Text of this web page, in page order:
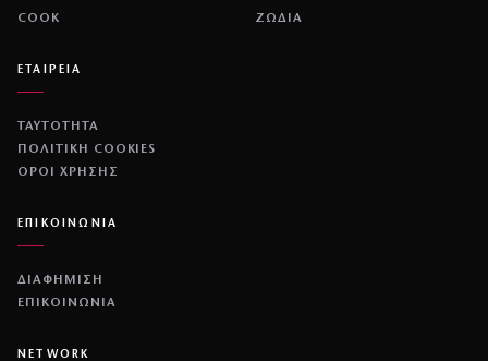
COOK ΖΩΔΙΑ
ΕΤΑΙΡΕΙΑ
ΤΑΥΤΟΤΗΤΑ
ΠΟΛΙΤΙΚΉ COOKIES
ΌΡΟΙ ΧΡΉΣΗΣ
ΕΠΙΚΟΙΝΩΝΙΑ
ΔΙΑΦΗΜΙΣΗ
ΕΠΙΚΟΙΝΩΝΙΑ
NETWORK